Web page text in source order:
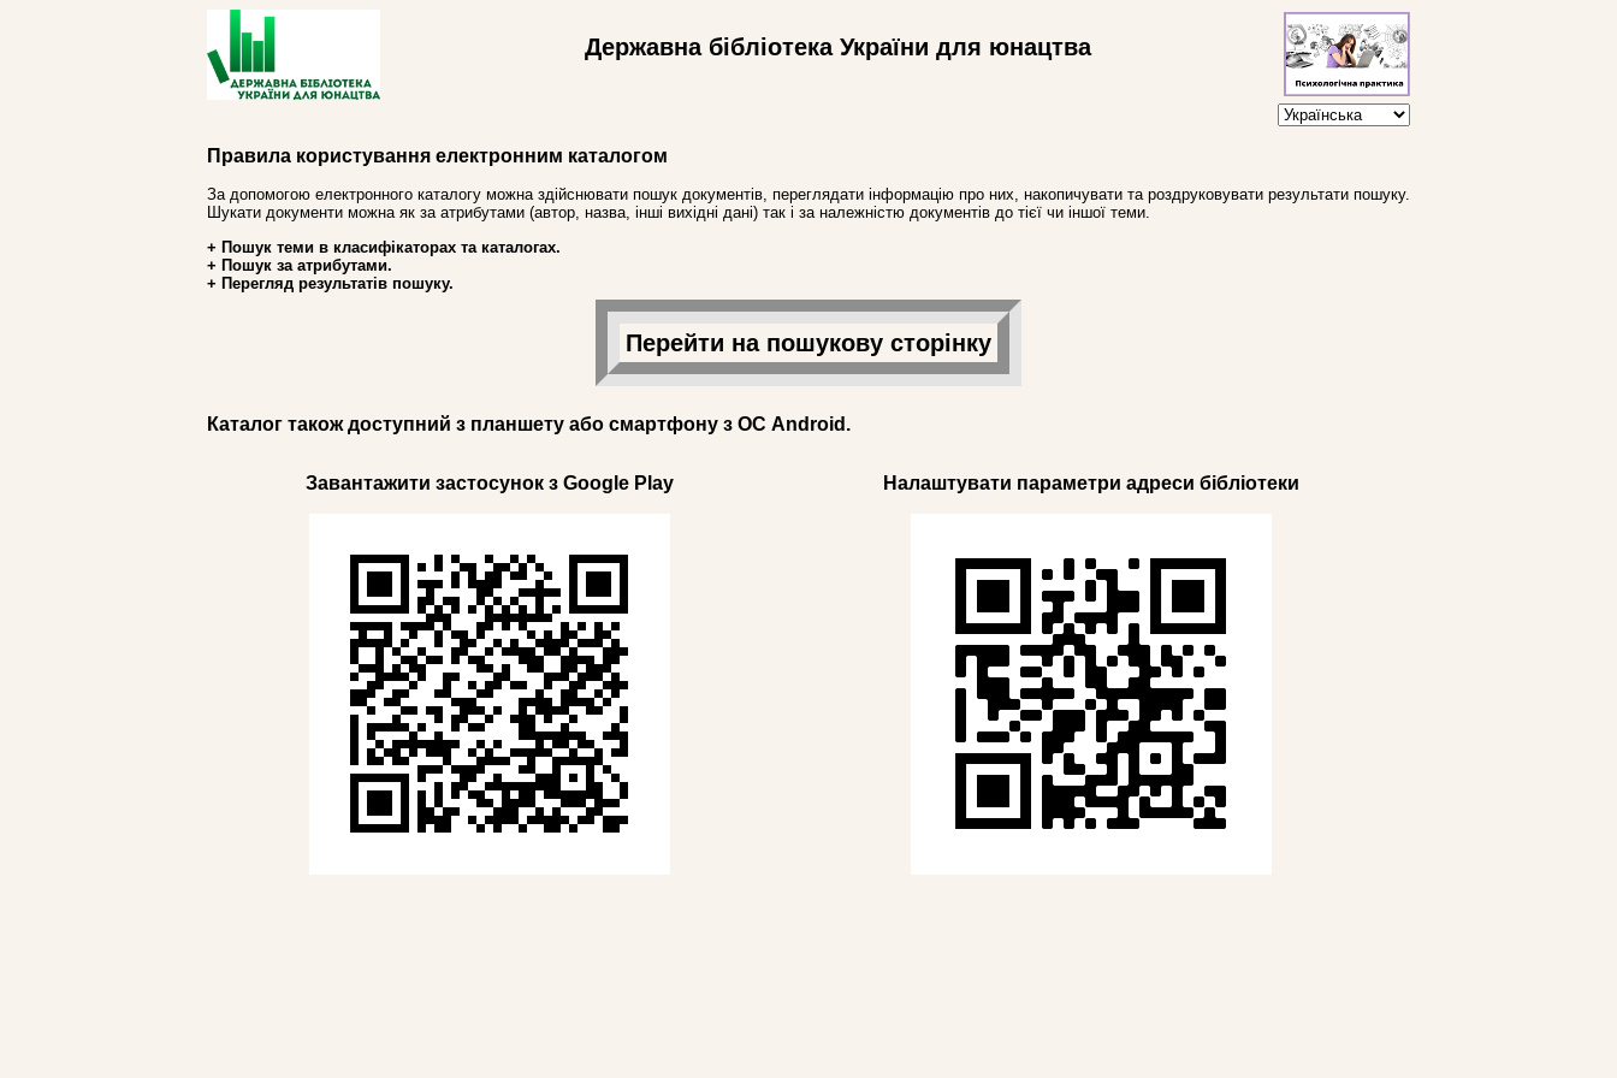
Державна бібліотека України для юнацтва
Правила користування електронним каталогом
За допомогою електронного каталогу можна здійснювати пошук документів, переглядати інформацію про них, накопичувати та роздруковувати результати пошуку.
Шукати документи можна як за атрибутами (автор, назва, інші вихідні дані) так і за належністю документів до тієї чи іншої теми.
+ Пошук теми в класифікаторах та каталогах.
+ Пошук за атрибутами.
+ Перегляд результатів пошуку.
Перейти на пошукову сторінку
Каталог також доступний з планшету або смартфону з ОС Android.
Завантажити застосунок з Google Play Налаштувати параметри адреси бібліотеки